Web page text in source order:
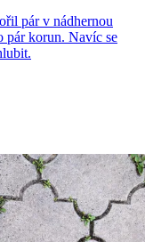
pár v nádhernou
pár korun. Navíc se